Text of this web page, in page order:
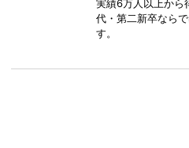
実績6万人以上から
代・第二新卒なら
す。